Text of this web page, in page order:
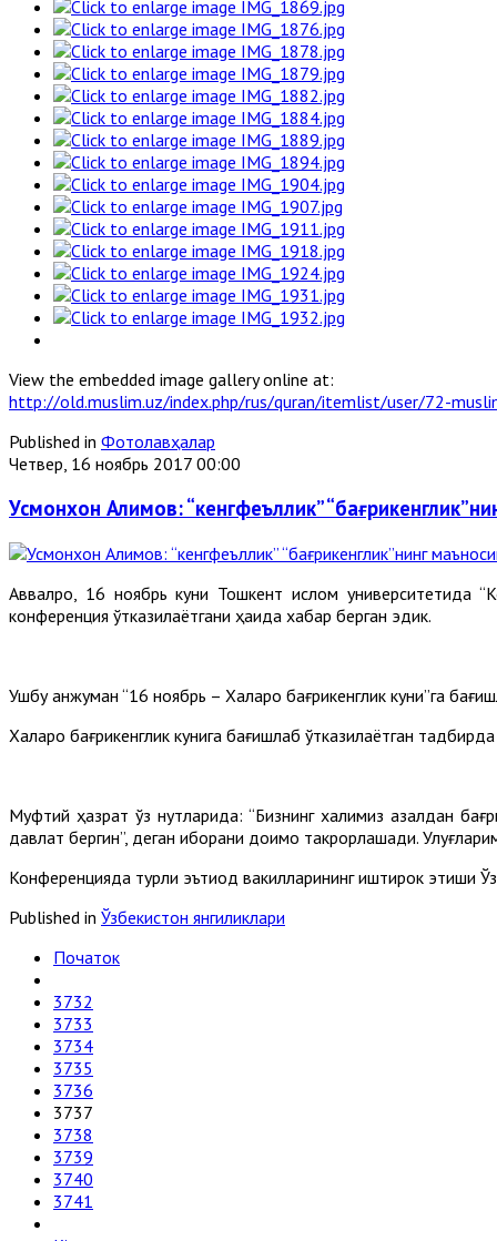
View the embedded image gallery online at:
http://old.muslim.uz/index.php/rus/quran/itemlist/user/72-
Published in Фотолавҳалар
Четвер, 16 ноябрь 2017 00:00
Усмонхон Алимов: “кенгфеъллик”
Аввалроқ, 16 ноябрь куни Тошкент ислом университетида
конференция ўтказилаётгани ҳақида хабар берган эдик.
Ушбу анжуман “16 ноябрь – Халқаро бағрикенглик куни”га
Халқаро бағрикенглик кунига бағишлаб ўтказилаётган
Муфтий ҳазрат ўз нутқларида: “Бизнинг халқимиз азалдан
давлат бергин”, деган иборани доимо такрорлашади.
Конференцияда турли эътиқод вакилларининг иштирок этиши
Published in Ўзбекистон янгиликлари
Початок
3732
3733
3734
3735
3736
3737
3738
3739
3740
3741